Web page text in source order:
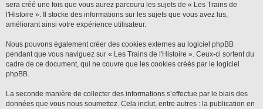
sera créé une fois que vous aurez parcouru les sujets de « Les Trains de
l'Histoire ». Il stocke des informations sur les sujets que vous avez lus,
améliorant ainsi votre expérience utilisateur.
Nous pouvons également créer des cookies externes au logiciel phpBB
pendant que vous naviguez sur « Les Trains de l'Histoire ». Ceux-ci sortent du
cadre de ce document, qui ne couvre que les cookies créés par le logiciel
phpBB.
La seconde manière de collecter des informations s’effectue par le biais des
données que vous nous soumettez. Cela inclut, entre autres : la publication en